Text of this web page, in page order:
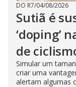
DO R7/04/08/2026
Sutiã é
‘doping’
de
Simular um
criar uma
alertam algumas